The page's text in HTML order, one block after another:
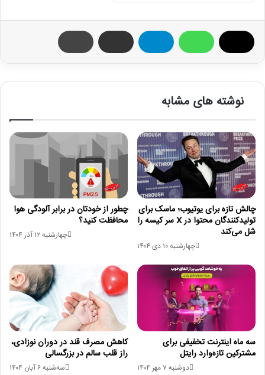
نوشته های مشابه
چطور از خودتان در برابر آلودگی هوا
محافظت کنید؟
چهارشنبه ۱۲ آذر ۱۴۰۴
چالش تازه برای یوتیوب؛ ماسک برای
تولیدکنندگان محتوا در X سر کیسه را
شل می‌کند
چهارشنبه ۱۰ دی ۱۴۰۴
کاهش مصرف قند در دوران نوزادی،
راز قلب سالم در بزرگسالی
سه‌شنبه ۶ آبان ۱۴۰۴
سه ماه اینترنت تخفیفی برای
مشترکین تازه‌وارد رایتل
دوشنبه ۷ مهر ۱۴۰۴